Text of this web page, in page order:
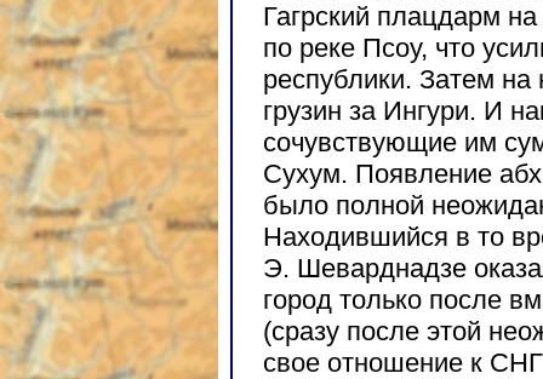
Гагрский плацдарм
по реке Псоу, что
республики. Затем
грузин за Ингури. И
сочувствующие им
Сухум. Появление
было полной
Находившийся в то
Э. Шеварднадзе
город только после
(сразу после этой
свое отношение к